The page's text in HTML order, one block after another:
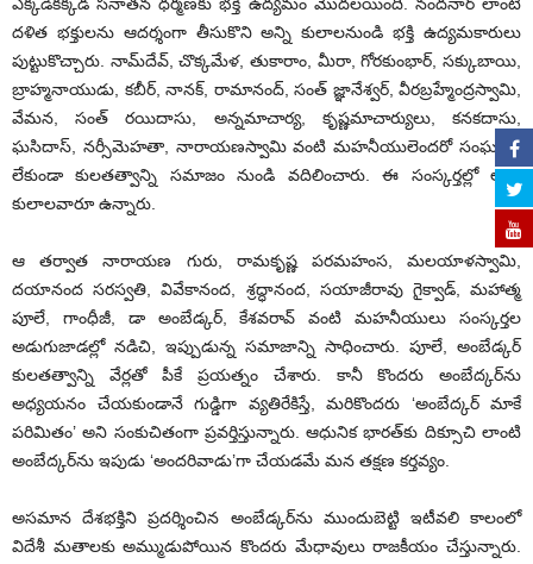
దళిత భక్తులను ఆదర్శంగా తీసుకొని అన్ని కులాలనుండి భక్తి ఉద్యమకారులు
పుట్టుకొచ్చారు. నామ్‌దేవ్, చొక్కమేళ, తుకారాం, మీరా, గోరకుంభార్, సక్కుబాయి,
బ్రాహ్మనాయుడు, కబీర్, నానక్, రామానంద్, సంత్ జ్ఞానేశ్వర్, వీరబ్రహ్మేంద్రస్వామి,
వేమన, సంత్ రయిదాసు, అన్నమాచార్య, కృష్ణమాచార్యులు, కనకదాసు,
ఘసిదాస్, నర్సీమెహతా, నారాయణస్వామి వంటి మహనీయులెందరో సంఘర్షణ
లేకుండా కులతత్వాన్ని సమాజం నుండి వదిలించారు. ఈ సంస్కర్తల్లో అన్ని
కులాలవారూ ఉన్నారు.
ఆ తర్వాత నారాయణ గురు, రామకృష్ణ పరమహంస, మలయాళస్వామి,
దయానంద సరస్వతి, వివేకానంద, శ్రద్ధానంద, సయాజీరావు గైక్వాడ్, మహాత్మ
పూలే, గాంధీజీ, డా అంబేడ్కర్, కేశవరావ్ వంటి మహనీయులు సంస్కర్తల
అడుగుజాడల్లో నడిచి, ఇప్పుడున్న సమాజాన్ని సాధించారు. పూలే, అంబేడ్కర్
కులతత్వాన్ని వేర్లతో పీకే ప్రయత్నం చేశారు. కానీ కొందరు అంబేద్కర్‌ను
అధ్యయనం చేయకుండానే గుడ్డిగా వ్యతిరేకిస్తే, మరికొందరు ‘అంబేద్కర్ మాకే
పరిమితం’ అని సంకుచితంగా ప్రవర్తిస్తున్నారు. ఆధునిక భారత్‌కు దిక్సూచి లాంటి
అంబేద్కర్‌ను ఇపుడు ‘అందరివాడు’గా చేయడమే మన తక్షణ కర్తవ్యం.
అసమాన దేశభక్తిని ప్రదర్శించిన అంబేడ్కర్‌ను ముందుబెట్టి ఇటీవలి కాలంలో
విదేశీ మతాలకు అమ్ముడుపోయిన కొందరు మేధావులు రాజకీయం చేస్తున్నారు.